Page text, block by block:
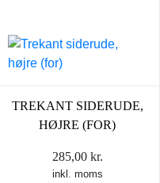
TREKANT SIDERUDE,
HØJRE (FOR)
285,00 kr.
inkl. moms